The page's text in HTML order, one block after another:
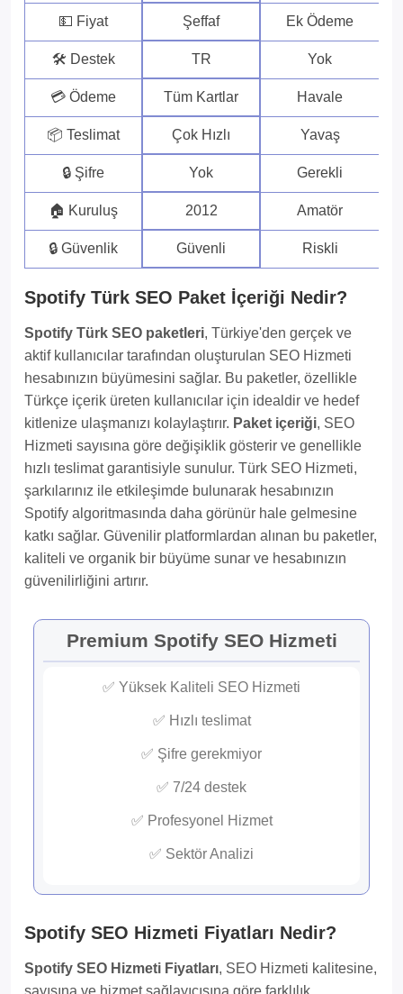
💵 Fiyat Şeffaf Ek Ödeme
🛠 Destek TR Yok
💳 Ödeme Tüm Kartlar Havale
📦 Teslimat Çok Hızlı Yavaş
🔒 Şifre Yok Gerekli
🏠 Kuruluş 2012 Amatör
🔒 Güvenlik Güvenli Riskli
Spotify Türk SEO Paket İçeriği Nedir?
Spotify Türk SEO paketleri, Türkiye'den gerçek ve
aktif kullanıcılar tarafından oluşturulan SEO Hizmeti
hesabınızın büyümesini sağlar. Bu paketler, özellikle
Türkçe içerik üreten kullanıcılar için idealdir ve hedef
kitlenize ulaşmanızı kolaylaştırır. Paket içeriği, SEO
Hizmeti sayısına göre değişiklik gösterir ve genellikle
hızlı teslimat garantisiyle sunulur. Türk SEO Hizmeti,
şarkılarınız ile etkileşimde bulunarak hesabınızın
Spotify algoritmasında daha görünür hale gelmesine
katkı sağlar. Güvenilir platformlardan alınan bu paketler,
kaliteli ve organik bir büyüme sunar ve hesabınızın
güvenilirliğini artırır.
Premium Spotify SEO Hizmeti
✅ Yüksek Kaliteli SEO Hizmeti
✅ Hızlı teslimat
✅ Şifre gerekmiyor
✅ 7/24 destek
✅ Profesyonel Hizmet
✅ Sektör Analizi
Spotify SEO Hizmeti Fiyatları Nedir?
Spotify SEO Hizmeti Fiyatları, SEO Hizmeti kalitesine,
sayısına ve hizmet sağlayıcısına göre farklılık